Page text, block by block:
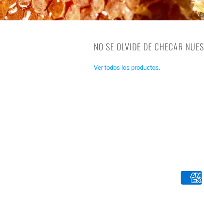
NO SE OLVIDE DE CHECAR
Ver todos los productos.